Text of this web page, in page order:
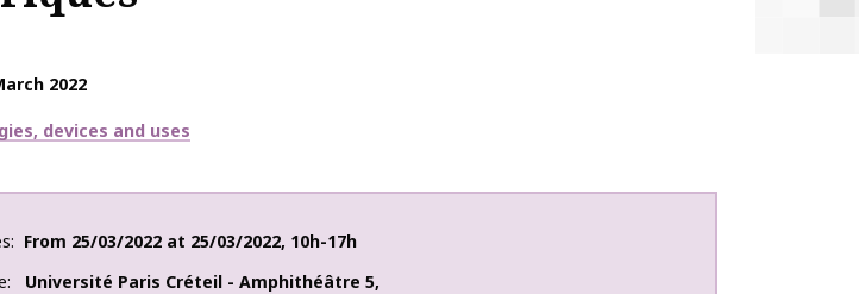
2022
devices and uses
From 25/03/2022 at 25/03/2022, 10h-17h
Université Paris Créteil - Amphithéâtre 5,